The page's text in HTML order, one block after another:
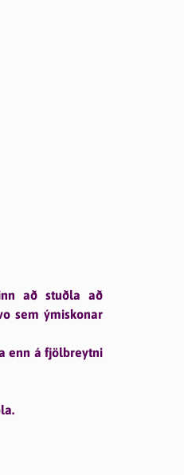
á einn eða
að stuðla að
sem ýmiskonar
enn á fjölbreytni